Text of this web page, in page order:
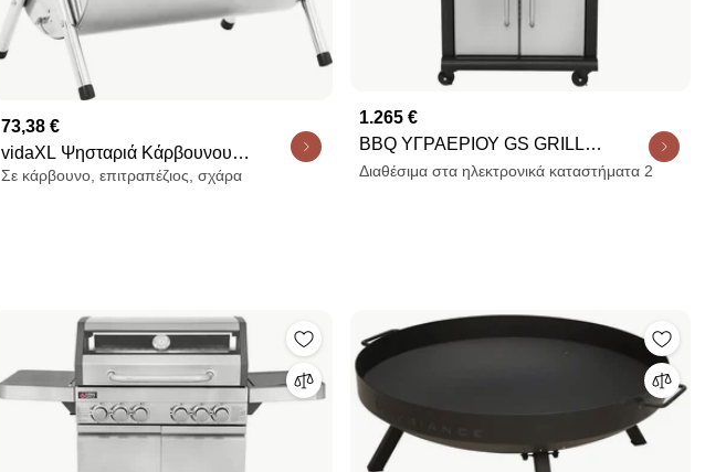
73,38 €
vidaXL Ψησταριά Κάρβουνου
Επιτραπέζια από Ανοξ. Ατσάλι με Διπλή
Σε κάρβουνο, επιτραπέζιος, σχάρα
1.265 €
BBQ ΥΓΡΑΕΡΙΟΥ GS GRILL
SUPERIOR 4+1+1 ΙΝΟΧ - 21kW
Διαθέσιμα στα ηλεκτρονικά καταστήματα 2